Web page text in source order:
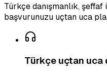
Türkçe danışmanlık,
başvurunuzu uçtan uca
Türkçe uçtan uca